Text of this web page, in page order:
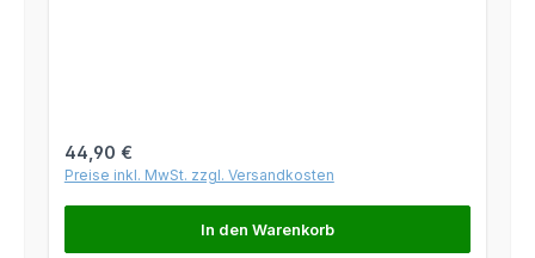
Regulärer Preis:
44,90 €
Preise inkl. MwSt. zzgl. Versandkosten
In den Warenkorb